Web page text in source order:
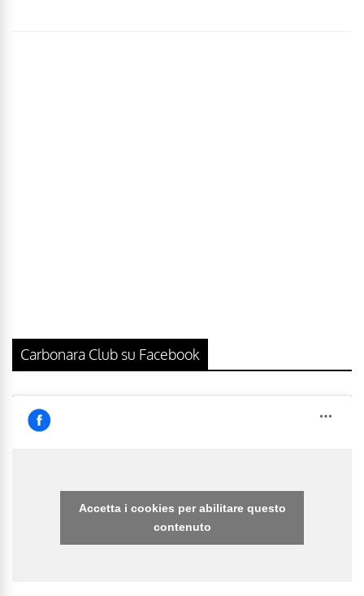
Carbonara Club su Facebook
Accetta i cookies per abilitare questo
contenuto